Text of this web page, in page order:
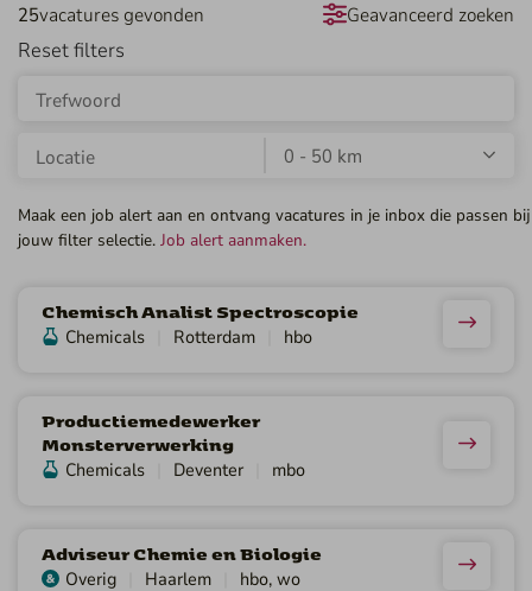
25vacatures gevonden Geavanceerd zoeken
Maak een job alert aan en ontvang vacatures in je inbox die passen bij
jouw filter selectie. Job alert aanmaken.
Chemisch Analist Spectroscopie
Chemicals
Rotterdam hbo
Productiemedewerker
Monsterverwerking
Chemicals
Deventer mbo
Adviseur Chemie en Biologie
Overig
Haarlem hbo, wo